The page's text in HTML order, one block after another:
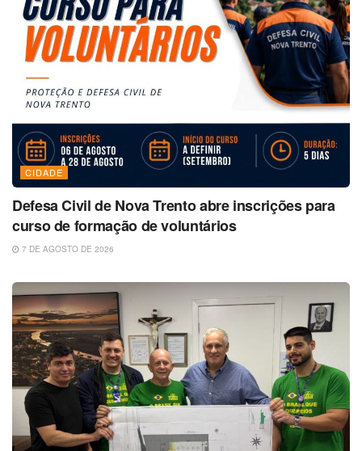
CIDADE
Defesa Civil de Nova Trento abre inscrições para
curso de formação de voluntários
7 DE AGOSTO DE 2026